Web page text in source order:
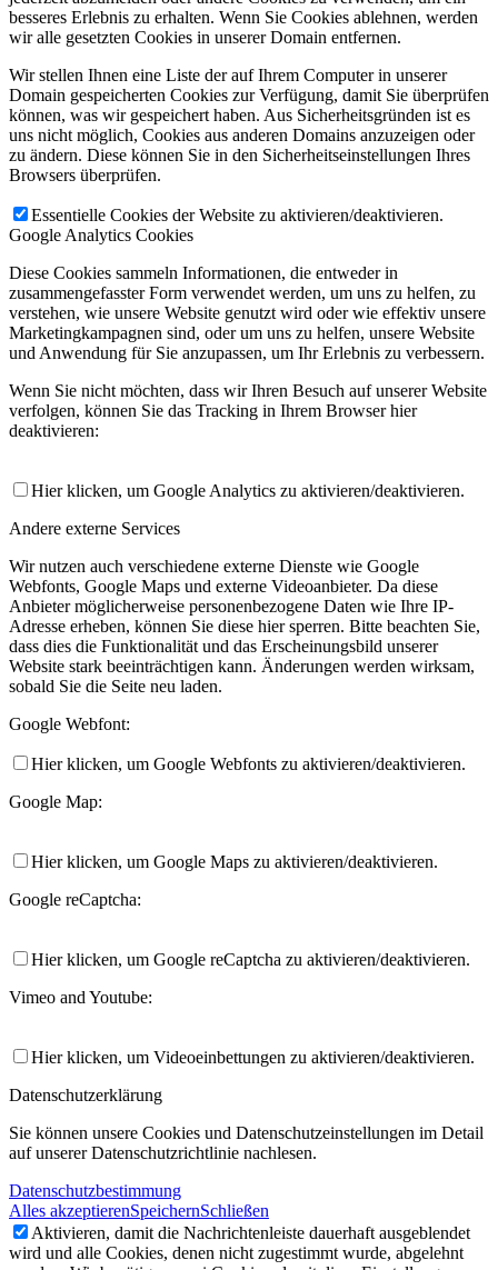
besseres Erlebnis zu erhalten. Wenn Sie Cookies ablehnen, werden
wir alle gesetzten Cookies in unserer Domain entfernen.
Wir stellen Ihnen eine Liste der auf Ihrem Computer in unserer
Domain gespeicherten Cookies zur Verfügung, damit Sie überprüfen
können, was wir gespeichert haben. Aus Sicherheitsgründen ist es
uns nicht möglich, Cookies aus anderen Domains anzuzeigen oder
zu ändern. Diese können Sie in den Sicherheitseinstellungen Ihres
Browsers überprüfen.
Essentielle Cookies der Website zu aktivieren/deaktivieren.
Google Analytics Cookies
Diese Cookies sammeln Informationen, die entweder in
zusammengefasster Form verwendet werden, um uns zu helfen, zu
verstehen, wie unsere Website genutzt wird oder wie effektiv unsere
Marketingkampagnen sind, oder um uns zu helfen, unsere Website
und Anwendung für Sie anzupassen, um Ihr Erlebnis zu verbessern.
Wenn Sie nicht möchten, dass wir Ihren Besuch auf unserer Website
verfolgen, können Sie das Tracking in Ihrem Browser hier
deaktivieren:
Hier klicken, um Google Analytics zu aktivieren/deaktivieren.
Andere externe Services
Wir nutzen auch verschiedene externe Dienste wie Google
Webfonts, Google Maps und externe Videoanbieter. Da diese
Anbieter möglicherweise personenbezogene Daten wie Ihre IP-
Adresse erheben, können Sie diese hier sperren. Bitte beachten Sie,
dass dies die Funktionalität und das Erscheinungsbild unserer
Website stark beeinträchtigen kann. Änderungen werden wirksam,
sobald Sie die Seite neu laden.
Google Webfont:
Hier klicken, um Google Webfonts zu aktivieren/deaktivieren.
Google Map:
Hier klicken, um Google Maps zu aktivieren/deaktivieren.
Google reCaptcha:
Hier klicken, um Google reCaptcha zu aktivieren/deaktivieren.
Vimeo and Youtube:
Hier klicken, um Videoeinbettungen zu aktivieren/deaktivieren.
Datenschutzerklärung
Sie können unsere Cookies und Datenschutzeinstellungen im Detail
auf unserer Datenschutzrichtlinie nachlesen.
Datenschutzbestimmung
Alles akzeptierenSpeichernSchließen
Aktivieren, damit die Nachrichtenleiste dauerhaft ausgeblendet
wird und alle Cookies, denen nicht zugestimmt wurde, abgelehnt